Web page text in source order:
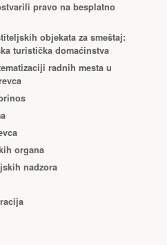
pravo na besplatno
objekata za smeštaj:
turistička domaćinstva
radnih mesta u
organa
nadzora